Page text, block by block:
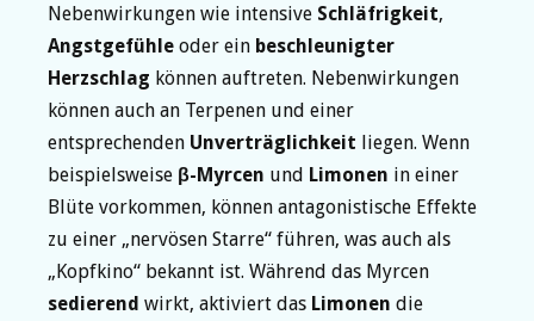
Nebenwirkungen wie intensive Schläfrigkeit,
Angstgefühle oder ein beschleunigter
Herzschlag können auftreten. Nebenwirkungen
können auch an Terpenen und einer
entsprechenden Unverträglichkeit liegen. Wenn
beispielsweise β-Myrcen und Limonen in einer
Blüte vorkommen, können antagonistische Effekte
zu einer „nervösen Starre“ führen, was auch als
„Kopfkino“ bekannt ist. Während das Myrcen
sedierend wirkt, aktiviert das Limonen die